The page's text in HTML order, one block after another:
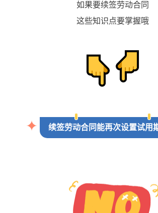
如果要续签劳动合同
这些知识点要掌握哦
续签劳动合同能再次设置试用